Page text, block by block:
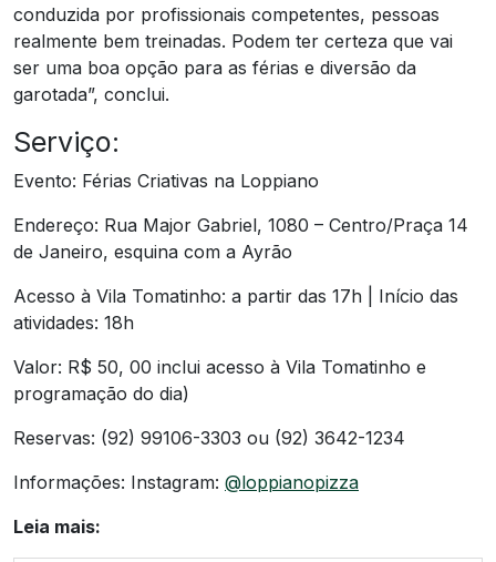
conduzida por profissionais competentes, pessoas
realmente bem treinadas. Podem ter certeza que vai
ser uma boa opção para as férias e diversão da
garotada”, conclui.
Serviço:
Evento: Férias Criativas na Loppiano
Endereço: Rua Major Gabriel, 1080 – Centro/Praça 14
de Janeiro, esquina com a Ayrão
Acesso à Vila Tomatinho: a partir das 17h | Início das
atividades: 18h
Valor: R$ 50, 00 inclui acesso à Vila Tomatinho e
programação do dia)
Reservas: (92) 99106-3303 ou (92) 3642-1234
Informações: Instagram: @loppianopizza
Leia mais: